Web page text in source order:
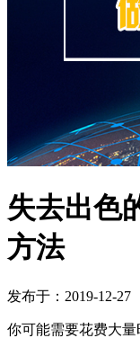
失去出色
方法
发布于：2019-12-27
你可能需要花费大